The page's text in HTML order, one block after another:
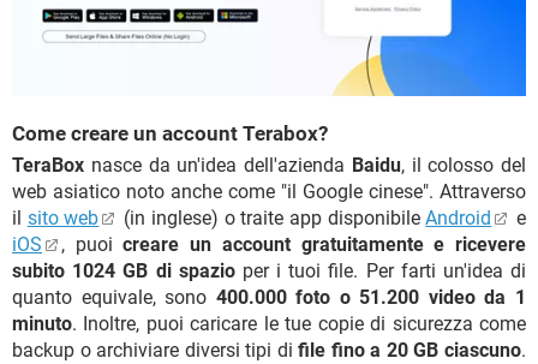
Come creare un account Terabox?
TeraBox nasce da un'idea dell'azienda Baidu, il colosso del
web asiatico noto anche come "il Google cinese". Attraverso
il sito web (in inglese) o traite app disponibileAndroid
e
iOS
, puoicreare un account gratuitamente e ricevere
subito 1024 GB di spazioper i tuoi file. Per farti un'idea di
quanto equivale, sono 400.000 foto o 51.200 video da 1
minuto. Inoltre, puoi caricare le tue copie di sicurezza come
backup o archiviare diversi tipi difile fino a 20 GB ciascuno.